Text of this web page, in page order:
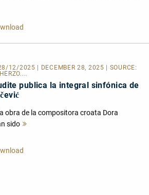
12/2025 | DECEMBER 28, 2025 | SOURCE:
publica la integral sinfónica de
obra de la compositora croata Dora
sido